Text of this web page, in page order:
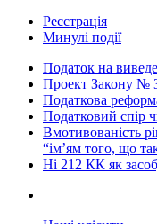
Реєстрація
Минулі події
Податок на
Проект Закону №
Податкова
Податковий спір
Вмотивованість
“ім’ям того, що
Ні 212 КК як